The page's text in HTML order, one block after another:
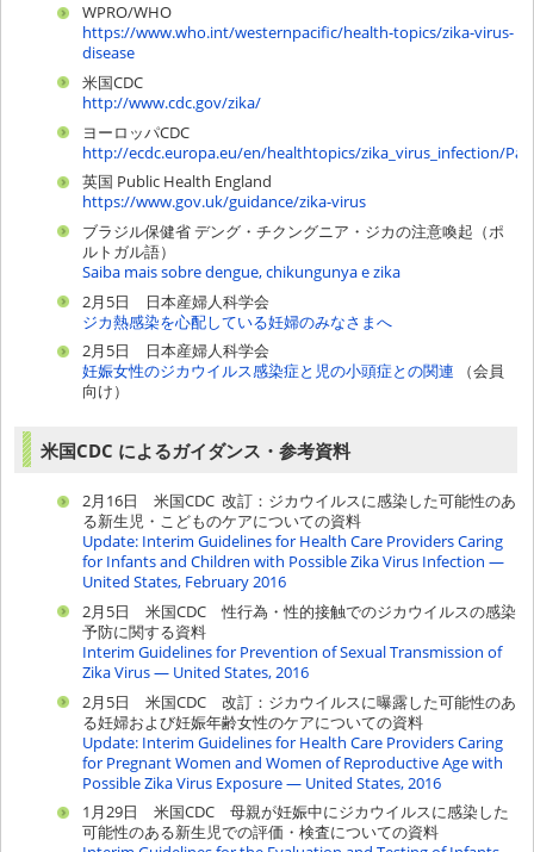
WPRO/WHO
https://www.who.int/westernpacific/health-topics/zika-virus-
disease
米国CDC
http://www.cdc.gov/zika/
ヨーロッパCDC
http://ecdc.europa.eu/en/healthtopics/zika_virus_infection/
英国 Public Health England
https://www.gov.uk/guidance/zika-virus
ブラジル保健省 デング・チクングニア・ジカの注意喚起（ポ
ルトガル語）
Saiba mais sobre dengue, chikungunya e zika
2月5日 日本産婦人科学会
ジカ熱感染を心配している妊婦のみなさまへ
2月5日 日本産婦人科学会
妊娠女性のジカウイルス感染症と児の小頭症との関連
（会員
向け）
米国CDC によるガイダンス・参考資料
2月16日 米国CDC 改訂：ジカウイルスに感染した可能性のあ
る新生児・こどものケアについての資料
Update: Interim Guidelines for Health Care Providers Caring
for Infants and Children with Possible Zika Virus Infection —
United States, February 2016
2月5日 米国CDC 性行為・性的接触でのジカウイルスの感染
予防に関する資料
Interim Guidelines for Prevention of Sexual Transmission of
Zika Virus — United States, 2016
2月5日 米国CDC 改訂：ジカウイルスに曝露した可能性のあ
る妊婦および妊娠年齢女性のケアについての資料
Update: Interim Guidelines for Health Care Providers Caring
for Pregnant Women and Women of Reproductive Age with
Possible Zika Virus Exposure — United States, 2016
1月29日 米国CDC 母親が妊娠中にジカウイルスに感染した
可能性のある新生児での評価・検査についての資料